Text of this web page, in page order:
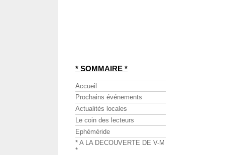
* SOMMAIRE *
Accueil
Prochains événements
Actualités locales
Le coin des lecteurs
Ephéméride
* A LA DECOUVERTE DE V-M
*